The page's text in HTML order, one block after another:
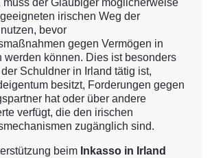
muss der Gläubiger möglicherweise
irischen Weg der
bevor
gegen Vermögen in
werden können. Dies ist besonders
Schuldner in Irland tätig ist,
besitzt, Forderungen gegen
hat oder über andere
verfügt, die den irischen
zugänglich sind.
beim Inkasso in Irland